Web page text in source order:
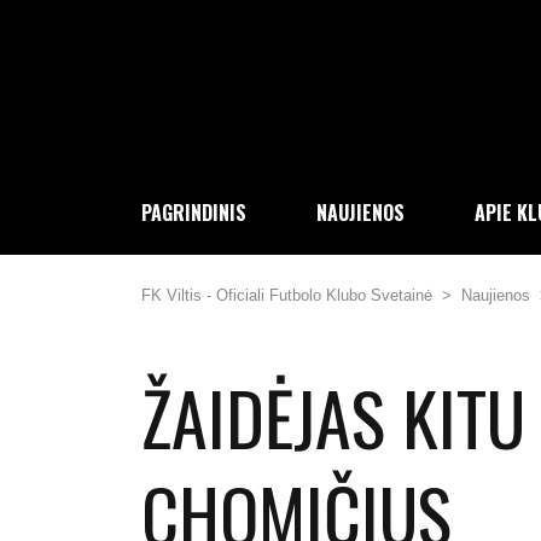
PAGRINDINIS NAUJIENOS APIE
FK Viltis - Oficiali Futbolo Klubo Svetainė > Naujienos
ŽAIDĖJAS
CHOMIČIUS